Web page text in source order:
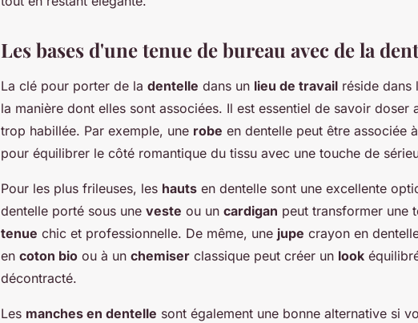
Les bases d'une tenue de bureau avec de la
La clé pour porter de la dentelle dans un lieu de travail réside dans
la manière dont elles sont associées. Il est essentiel de savoir doser
trop habillée. Par exemple, une robe en dentelle peut être associée
pour équilibrer le côté romantique du tissu avec une touche de
Pour les plus frileuses, les hauts en dentelle sont une excellente
dentelle porté sous une veste ou un cardigan peut transformer une
tenue chic et professionnelle. De même, une jupe crayon en
en coton bio ou à un chemiser classique peut créer un look
décontracté.
Les manches en dentelle sont également une bonne alternative si